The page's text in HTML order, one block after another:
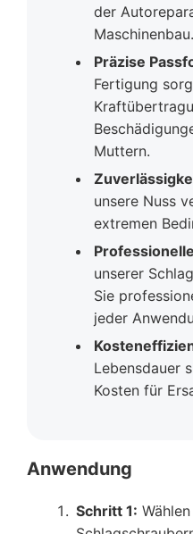
der
Maschinenbau.
Präzise
Fertigung
Muttern.
unsere Nuss
extremen
unserer
Sie
jeder
Lebensdauer
Kosten für
Anwendung
Schritt 1: